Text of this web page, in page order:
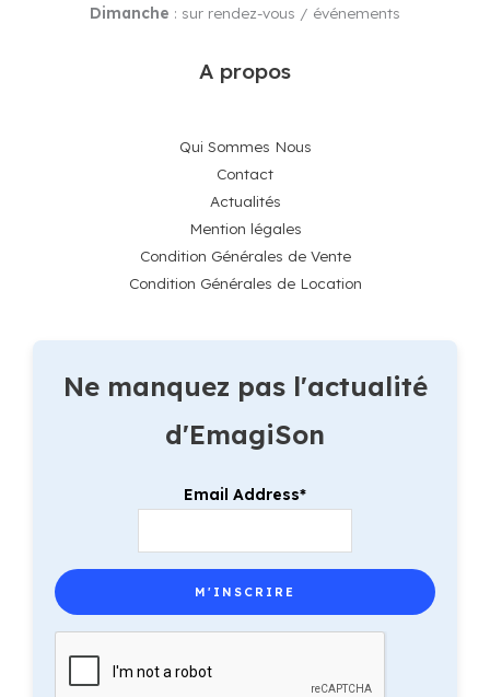
Dimanche : sur rendez-vous / événements
A propos
Qui Sommes Nous
Contact
Actualités
Mention légales
Condition Générales de Vente
Condition Générales de Location
Ne manquez pas l'actualité
d'EmagiSon
Email Address*